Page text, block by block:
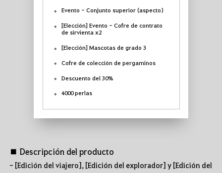
Evento - Conjunto superior (aspecto)
[Elección] Evento - Cofre de contrato
de sirvienta x2
[Elección] Mascotas de grado 3
Cofre de colección de pergaminos
Descuento del 30%
4000 perlas
■ Descripción del producto
- [Edición del viajero], [Edición del explorador] y [Edición del